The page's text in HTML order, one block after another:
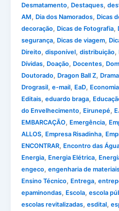
Desmatamento, Destaques,
AM, Dia dos Namorados, Dicas
decoração, Dicas de Fotografia,
segurança, Dicas de viagem,
Direito,disponível,distribuição,
Dívidas, Doação, Docentes,
Doutorado, Dragon Ball Z,
Drograsil,e-mail, EaD, Economia
Editais,eduardo braga,
do Envelhecimento, Eirunepé,
EMBARCAÇÃO, Emergência,
ALLOS, Empresa Risadinha,
ENCONTRAR, Encontro das
Energia, Energia Elétrica,
engeco,engenharia de
Ensino Técnico, Entrega,
epaminondas, Escola,escola
escolas revitalizadas,esdital,